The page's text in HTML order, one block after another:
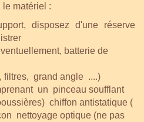
matériel :
disposez d'une réserve
batterie de
filtres, grand angle ....)
un pinceau soufflant
chiffon antistatique (
nettoyage optique (ne pas